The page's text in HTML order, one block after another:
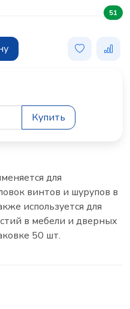
51
Купить
для
винтов и шурупов в
используется для
в мебели и дверных
50 шт.